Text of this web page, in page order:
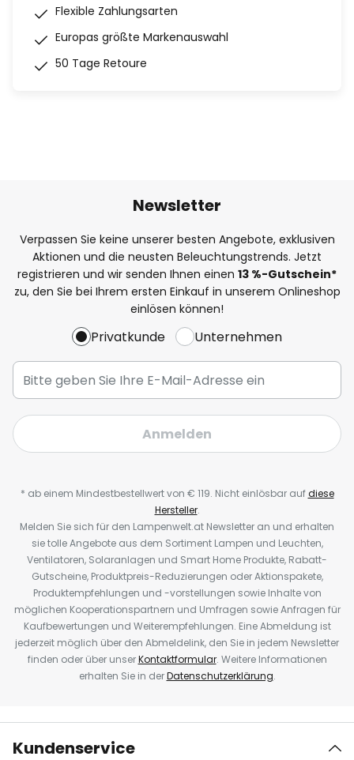
Flexible Zahlungsarten
Europas größte Markenauswahl
50 Tage Retoure
Newsletter
Verpassen Sie keine unserer besten Angebote, exklusiven
Aktionen und die neusten Beleuchtungstrends. Jetzt
registrieren und wir senden Ihnen einen 13 %-Gutschein*
zu, den Sie bei Ihrem ersten Einkauf in unserem Onlineshop
einlösen können!
Privatkunde Unternehmen
Anmelden
* ab einem Mindestbestellwert von € 119. Nicht einlösbar aufdiese
Hersteller.
Melden Sie sich für den Lampenwelt.at Newsletter an und erhalten
sie tolle Angebote aus dem Sortiment Lampen und Leuchten,
Ventilatoren, Solaranlagen und Smart Home Produkte, Rabatt-
Gutscheine, Produktpreis-Reduzierungen oder Aktionspakete,
Produktempfehlungen und -vorstellungen sowie Inhalte von
möglichen Kooperationspartnern und Umfragen sowie Anfragen für
Kaufbewertungen und Weiterempfehlungen. Eine Abmeldung ist
jederzeit möglich über den Abmeldelink, den Sie in jedem Newsletter
finden oder über unserKontaktformular. Weitere Informationen
erhalten Sie in derDatenschutzerklärung.
Kundenservice